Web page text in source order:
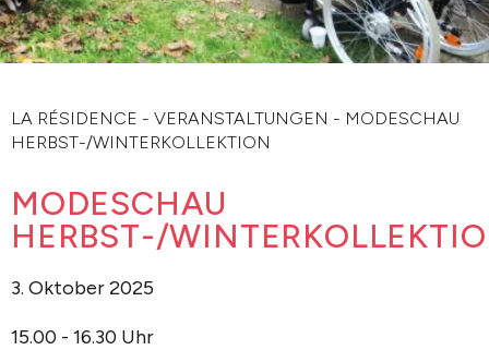
LA RÉSIDENCE - VERANSTALTUNGEN - MODESCHAU
HERBST-/WINTERKOLLEKTION
MODESCHAU
HERBST-/
3. Oktober 2025
15.00 - 16.30 Uhr